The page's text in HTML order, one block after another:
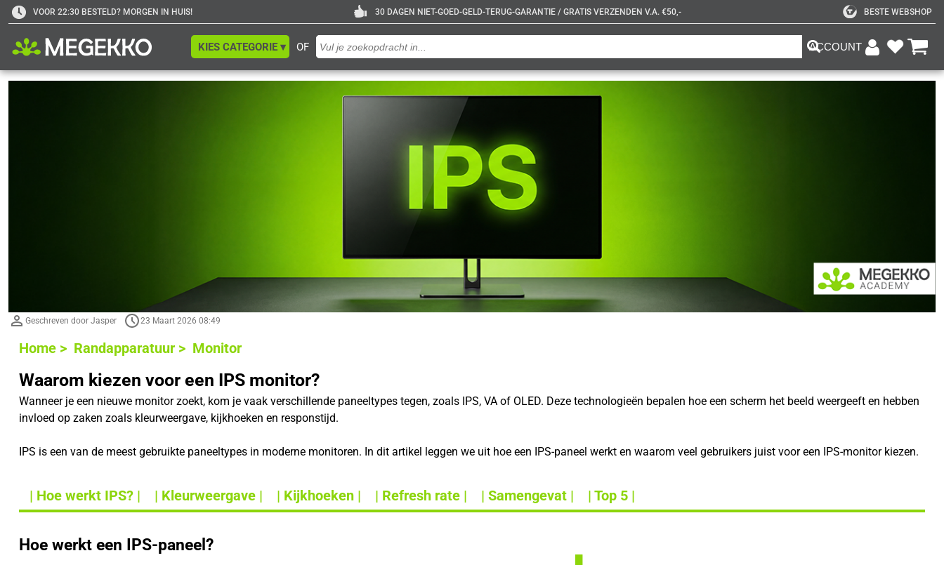
VOOR 22:30 BESTELD? MORGEN IN HUIS! 30 DAGEN NIET-GOED-GELD-TERUG-GARANTIE / GRATIS VERZENDEN V.A. €50,- BESTE WEBSHOP
OF
KIES CATEGORIE ▾ ACCOUNT
Geschreven door Jasper 23 Maart 2026 08:49
Home > Randapparatuur > Monitor
Waarom kiezen voor een IPS monitor?
Wanneer je een nieuwe monitor zoekt, kom je vaak verschillende paneeltypes tegen, zoals IPS, VA of OLED. Deze technologieën bepalen hoe een scherm het beeld weergeeft en hebben
invloed op zaken zoals kleurweergave, kijkhoeken en responstijd.
IPS is een van de meest gebruikte paneeltypes in moderne monitoren. In dit artikel leggen we uit hoe een IPS-paneel werkt en waarom veel gebruikers juist voor een IPS-monitor kiezen.
| Hoe werkt IPS? | | Kleurweergave | | Kijkhoeken | | Refresh rate | | Samengevat | | Top 5 |
Hoe werkt een IPS-paneel?